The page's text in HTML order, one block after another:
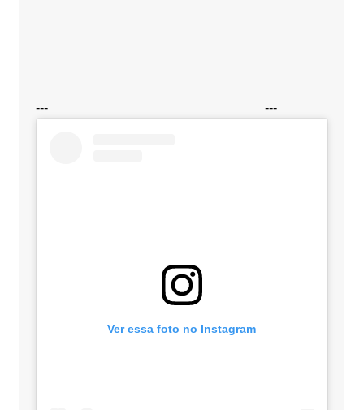
--- ---
Ver essa foto no Instagram